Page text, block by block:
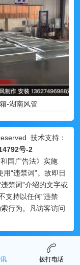
-湖南风管
技术支持：
号-2
国广告法》实施
“违禁词”。故即日
禁词”介绍的文字或
支持以任何"违禁
行为。凡访客访问
拨打电话